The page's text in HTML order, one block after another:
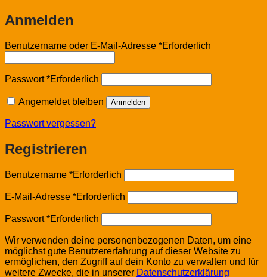
Anmelden
Benutzername oder E-Mail-Adresse *Erforderlich
Passwort*Erforderlich
Angemeldet bleiben Anmelden
Passwort vergessen?
Registrieren
Benutzername *Erforderlich
E-Mail-Adresse *Erforderlich
Passwort*Erforderlich
Wir verwenden deine personenbezogenen Daten, um eine
möglichst gute Benutzererfahrung auf dieser Website zu
ermöglichen, den Zugriff auf dein Konto zu verwalten und für
weitere Zwecke, die in unserer Datenschutzerklärung